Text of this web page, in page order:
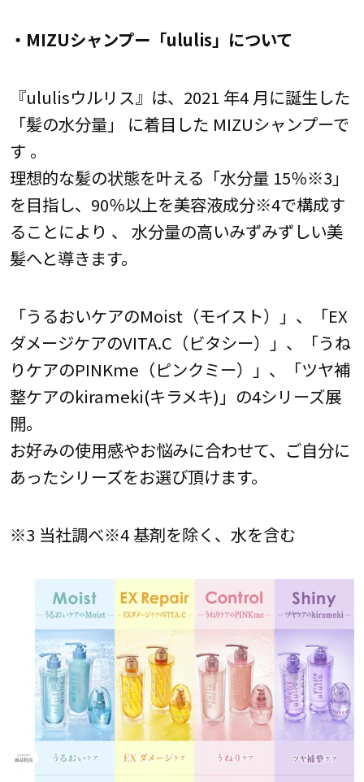
・MIZUシャンプー「ululis」について
『ululisウルリス』は、2021 年4 月に誕生した
「髪の水分量」 に着目した MIZUシャンプーで
す 。
理想的な髪の状態を叶える「水分量 15％※3」
を目指し、90％以上を美容液成分※4で構成す
ることにより 、 水分量の高いみずみずしい美
髪へと導きます。
「うるおいケアのMoist（モイスト）」、「EX
ダメージケアのVITA.C（ビタシー）」、「うね
りケアのPINKme（ピンクミー）」、「ツヤ補
整ケアのkirameki(キラメキ)」の4シリーズ展
開。
お好みの使用感やお悩みに合わせて、ご自分に
あったシリーズをお選び頂けます。
※3 当社調べ※4 基剤を除く、水を含む